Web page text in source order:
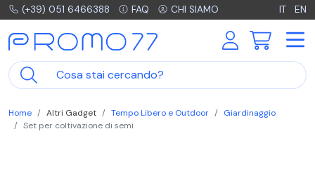
(+39) 051 6466388 FAQ CHI SIAMO IT EN
Home Altri Gadget Tempo Libero e Outdoor
Giardinaggio
Set per coltivazione di semi